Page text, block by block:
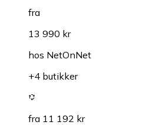
fra
13 990 kr
hos NetOnNet
+4 butikker
fra 11 192 kr